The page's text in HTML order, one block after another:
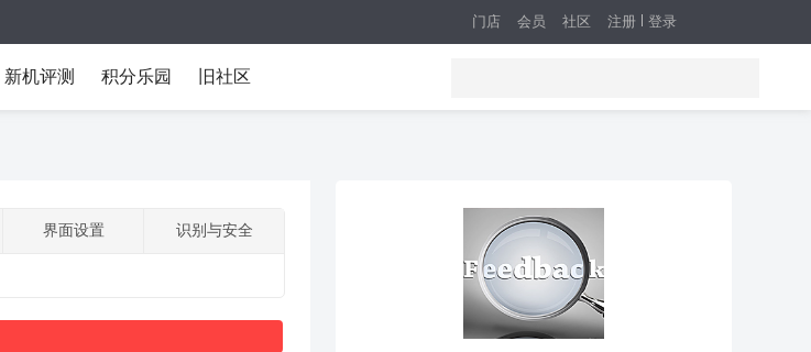
注册 登录
门店 会员 社区
新机评测 积分乐园 旧社区
界面设置 识别与安全